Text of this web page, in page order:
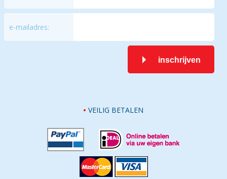
e-mailadres:
inschrijven
VEILIG BETALEN